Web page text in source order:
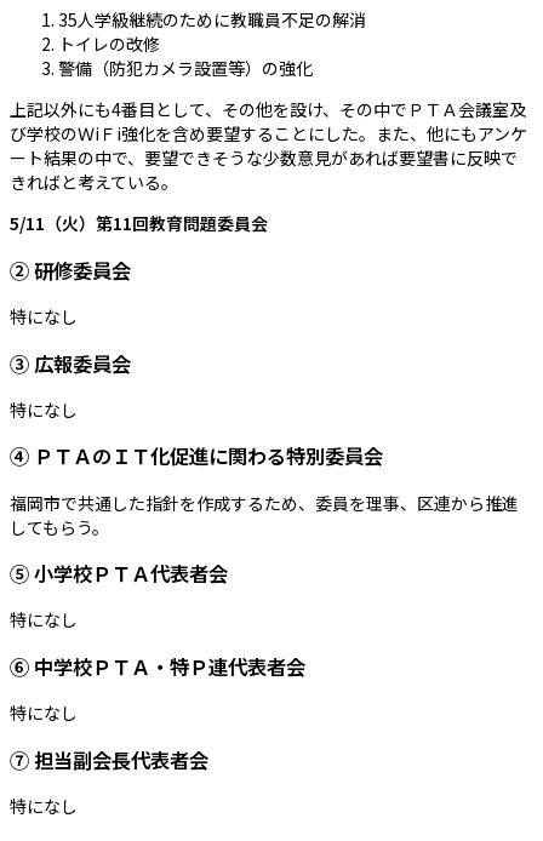
35人学級継続のために教職員不足の解消
トイレの改修
警備（防犯カメラ設置等）の強化
上記以外にも4番目として、その他を設け、その中でＰＴＡ会議室及
び学校のＷiＦi強化を含め要望することにした。また、他にもアンケ
ート結果の中で、要望できそうな少数意見があれば要望書に反映で
きればと考えている。
5/11（火）第11回教育問題委員会
② 研修委員会
特になし
③ 広報委員会
特になし
④ ＰＴＡのＩＴ化促進に関わる特別委員会
福岡市で共通した指針を作成するため、委員を理事、区連から推進
してもらう。
⑤ 小学校ＰＴＡ代表者会
特になし
⑥ 中学校ＰＴＡ・特Ｐ連代表者会
特になし
⑦ 担当副会長代表者会
特になし